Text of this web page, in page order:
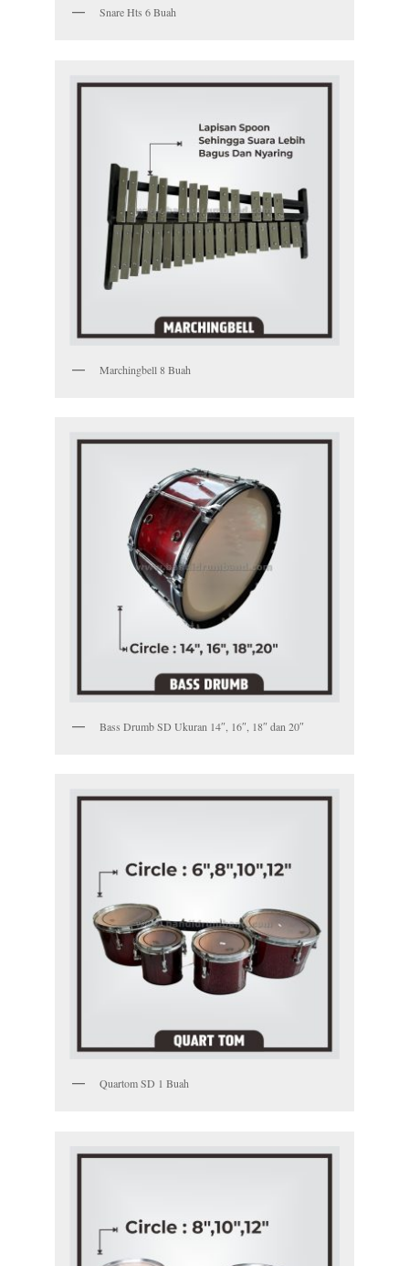
Snare Hts 6 Buah
Marchingbell 8 Buah
Bass Drumb SD Ukuran 14″, 16″, 18″ dan 20″
Quartom SD 1 Buah